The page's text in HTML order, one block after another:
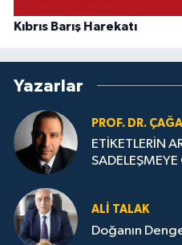
Kıbrıs Barış Harekatı
Yazarlar
PROF. DR.
ETİKETLERİN
SADELEŞMEYE
ALI TALAK
Doğanın